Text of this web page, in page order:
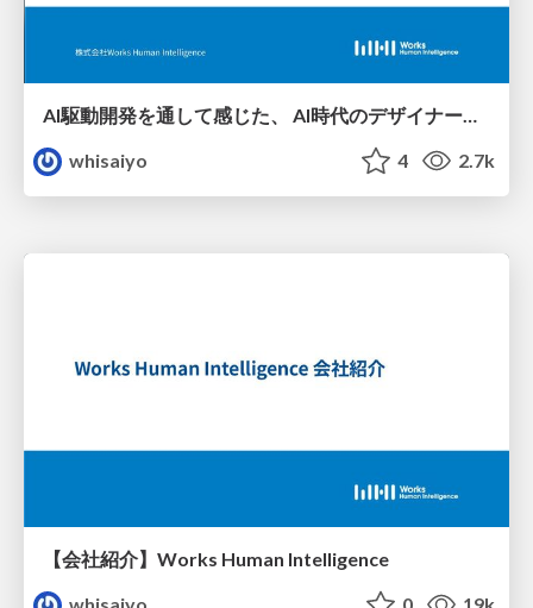
AI駆動開発を通して感じた、 AI時代のデザイナーの役割変化
whisaiyo
4 2.7k
【会社紹介】Works Human Intelligence